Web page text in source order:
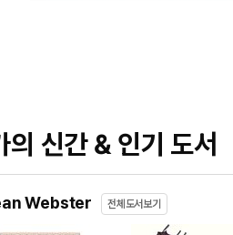
의 신간 & 인기 도서
Webster 전체도서보기